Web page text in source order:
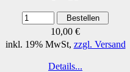
10,00 €
inkl. 19% MwSt, zzgl. Versand
Details...